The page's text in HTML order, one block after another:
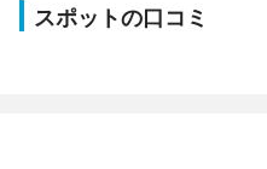
スポットの口コミ